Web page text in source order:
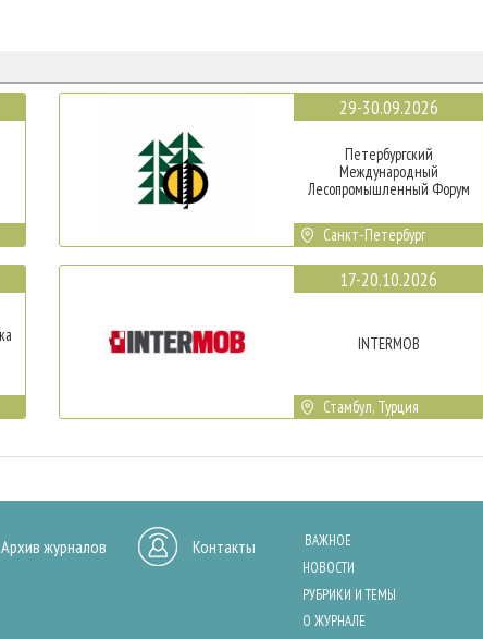
29-30.09.2026
Петербургский
Международный
Лесопромышленный Форум
Санкт-Петербург
17-20.10.2026
INTERMOB
Стамбул, Турция
Архив журналов Контакты
ВАЖНОЕ
НОВОСТИ
РУБРИКИ И ТЕМЫ
О ЖУРНАЛЕ